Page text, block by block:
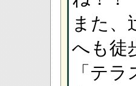
また、
へも徒
「テ